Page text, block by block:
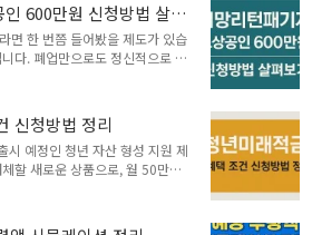
600만원 신청방법 살펴
면 한 번쯤 들어봤을 제도가 있습
다. 폐업만으로도 정신적으로 힘
이 든다면 부담은 훨씬 커지죠.
로 소상공인들이 어떻게 이 제도
지, 꼼꼼히 살펴보겠습니다. 소
기 ▶ 희망리턴패키지란희망리턴
단이 운영하는 폐업 지원 제도입
하는 게 아니라, 폐업 과정에서
. 특히 2025년부터는 지원 규모
신청방법 정리
시 예정인 청년 자산 형성 지원 제
할 새로운 상품으로, 월 50만원
매칭 지원을 해주며 이자소득은
소기업 청년에게 특히 유리합니